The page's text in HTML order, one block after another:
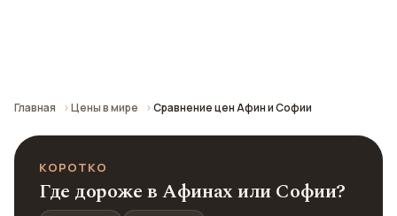
Главная Цены в мире Сравнение цен Афин и Софии
КОРОТКО
Где дороже в Афинах или Софии?